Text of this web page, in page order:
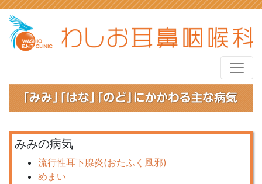
みみの病気
流行性耳下腺炎(おたふく風邪)
めまい